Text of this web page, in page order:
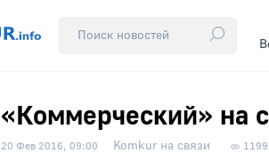
«Коммерческий» на
20 Фев 2016, 09:00 Komkur на связи 1199